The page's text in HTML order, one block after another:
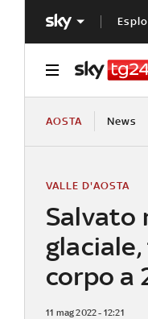
AOSTA News
Salvato
corpo a
VALLE D'AOSTA
11 mag 2022 - 12:21